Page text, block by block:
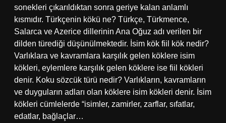
sonekleri çıkarıldıktan sonra geriye kalan anlamlı
kısmıdır. Türkçenin kökü ne? Türkçe, Türkmence,
Salarca ve Azerice dillerinin Ana Oğuz adı verilen bir
dilden türediği düşünülmektedir. İsim kök fiil kök nedir?
Varlıklara ve kavramlara karşılık gelen köklere isim
kökleri, eylemlere karşılık gelen köklere ise fiil kökleri
denir. Koku sözcük türü nedir? Varlıkların, kavramların
ve duyguların adları olan köklere isim kökleri denir. İsim
kökleri cümlelerde “isimler, zamirler, zarflar, sıfatlar,
edatlar, bağlaçlar…